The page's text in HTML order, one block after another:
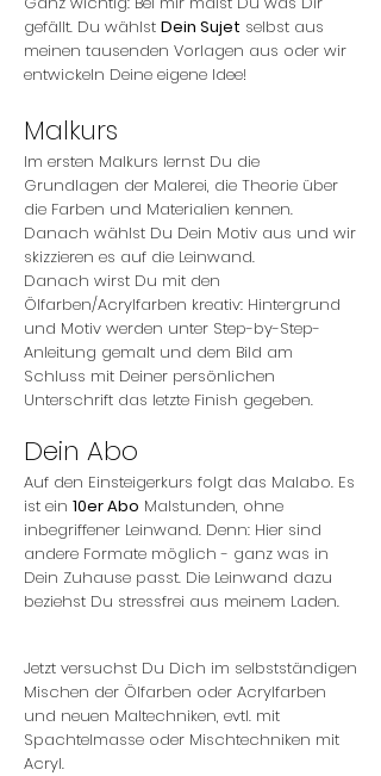
gefällt. Du wählst Dein Sujet selbst aus
meinen tausenden Vorlagen aus oder wir
entwickeln Deine eigene Idee!
Malkurs
Im ersten Malkurs lernst Du die
Grundlagen der Malerei, die Theorie über
die Farben und Materialien kennen.
Danach wählst Du Dein Motiv aus und wir
skizzieren es auf die Leinwand.
Danach wirst Du mit den
Ölfarben/Acrylfarben kreativ: Hintergrund
und Motiv werden unter Step-by-Step-
Anleitung gemalt und dem Bild am
Schluss mit Deiner persönlichen
Unterschrift das letzte Finish gegeben.
Dein Abo
Auf den Einsteigerkurs folgt das Malabo. Es
ist ein 10er Abo Malstunden, ohne
inbegriffener Leinwand. Denn: Hier sind
andere Formate möglich - ganz was in
Dein Zuhause passt. Die Leinwand dazu
beziehst Du stressfrei aus meinem Laden.
Jetzt versuchst Du Dich im selbstständigen
Mischen der Ölfarben oder Acrylfarben
und neuen Maltechniken, evtl. mit
Spachtelmasse oder Mischtechniken mit
Acryl.